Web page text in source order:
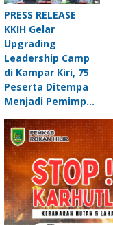
PRESS RELEASE
KKIH Gelar
Upgrading
Leadership Camp
di Kampar Kiri, 75
Peserta Ditempa
Menjadi Pemimp…